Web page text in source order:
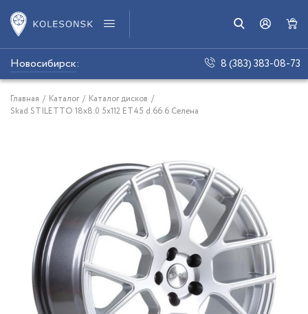
Новосибирск: 8 (383) 383-08-73
Главная / Каталог / Каталог дисков /
Skad STILETTO 18x8.0 5x112 ET45 d.66.6 Селена